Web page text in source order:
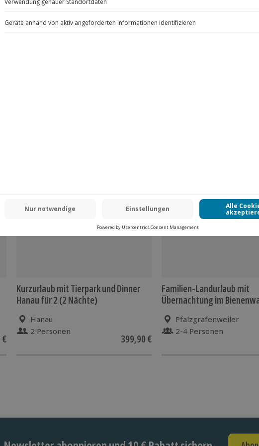
pro Person/Nacht an (die
nicht inbegriffen
Vorteile.
Kurzurlaub mit Tierpark und Dinner
Hanau für 2 (2 Nächte)
Hanau
2 Personen
399,90 €
-15% CLUB DEAL
Familien-Landurlaub mit
Übernachtung im
Pfalzgrafenweiler
2-4 Personen